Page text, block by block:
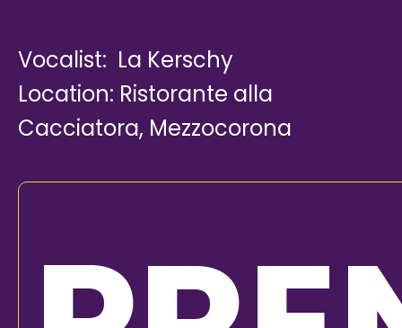
Vocalist: La Kerschy
Location: Ristorante alla
Cacciatora, Mezzocorona